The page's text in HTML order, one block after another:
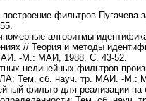
фильтров Пугачева
алгоритмы
// Теория и методы
-М.: МАИ, 1988. С. 43-52.
нелинейных фильтров
ЛА: Тем. сб. науч. тр. МАИ. -М.:
фильтр для реализации на